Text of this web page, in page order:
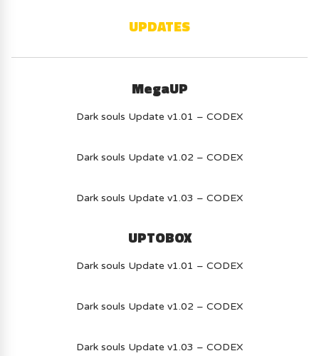
UPDATES
MegaUP
Dark souls Update v1.01 – CODEX
Dark souls Update v1.02 – CODEX
Dark souls Update v1.03 – CODEX
UPTOBOX
Dark souls Update v1.01 – CODEX
Dark souls Update v1.02 – CODEX
Dark souls Update v1.03 – CODEX